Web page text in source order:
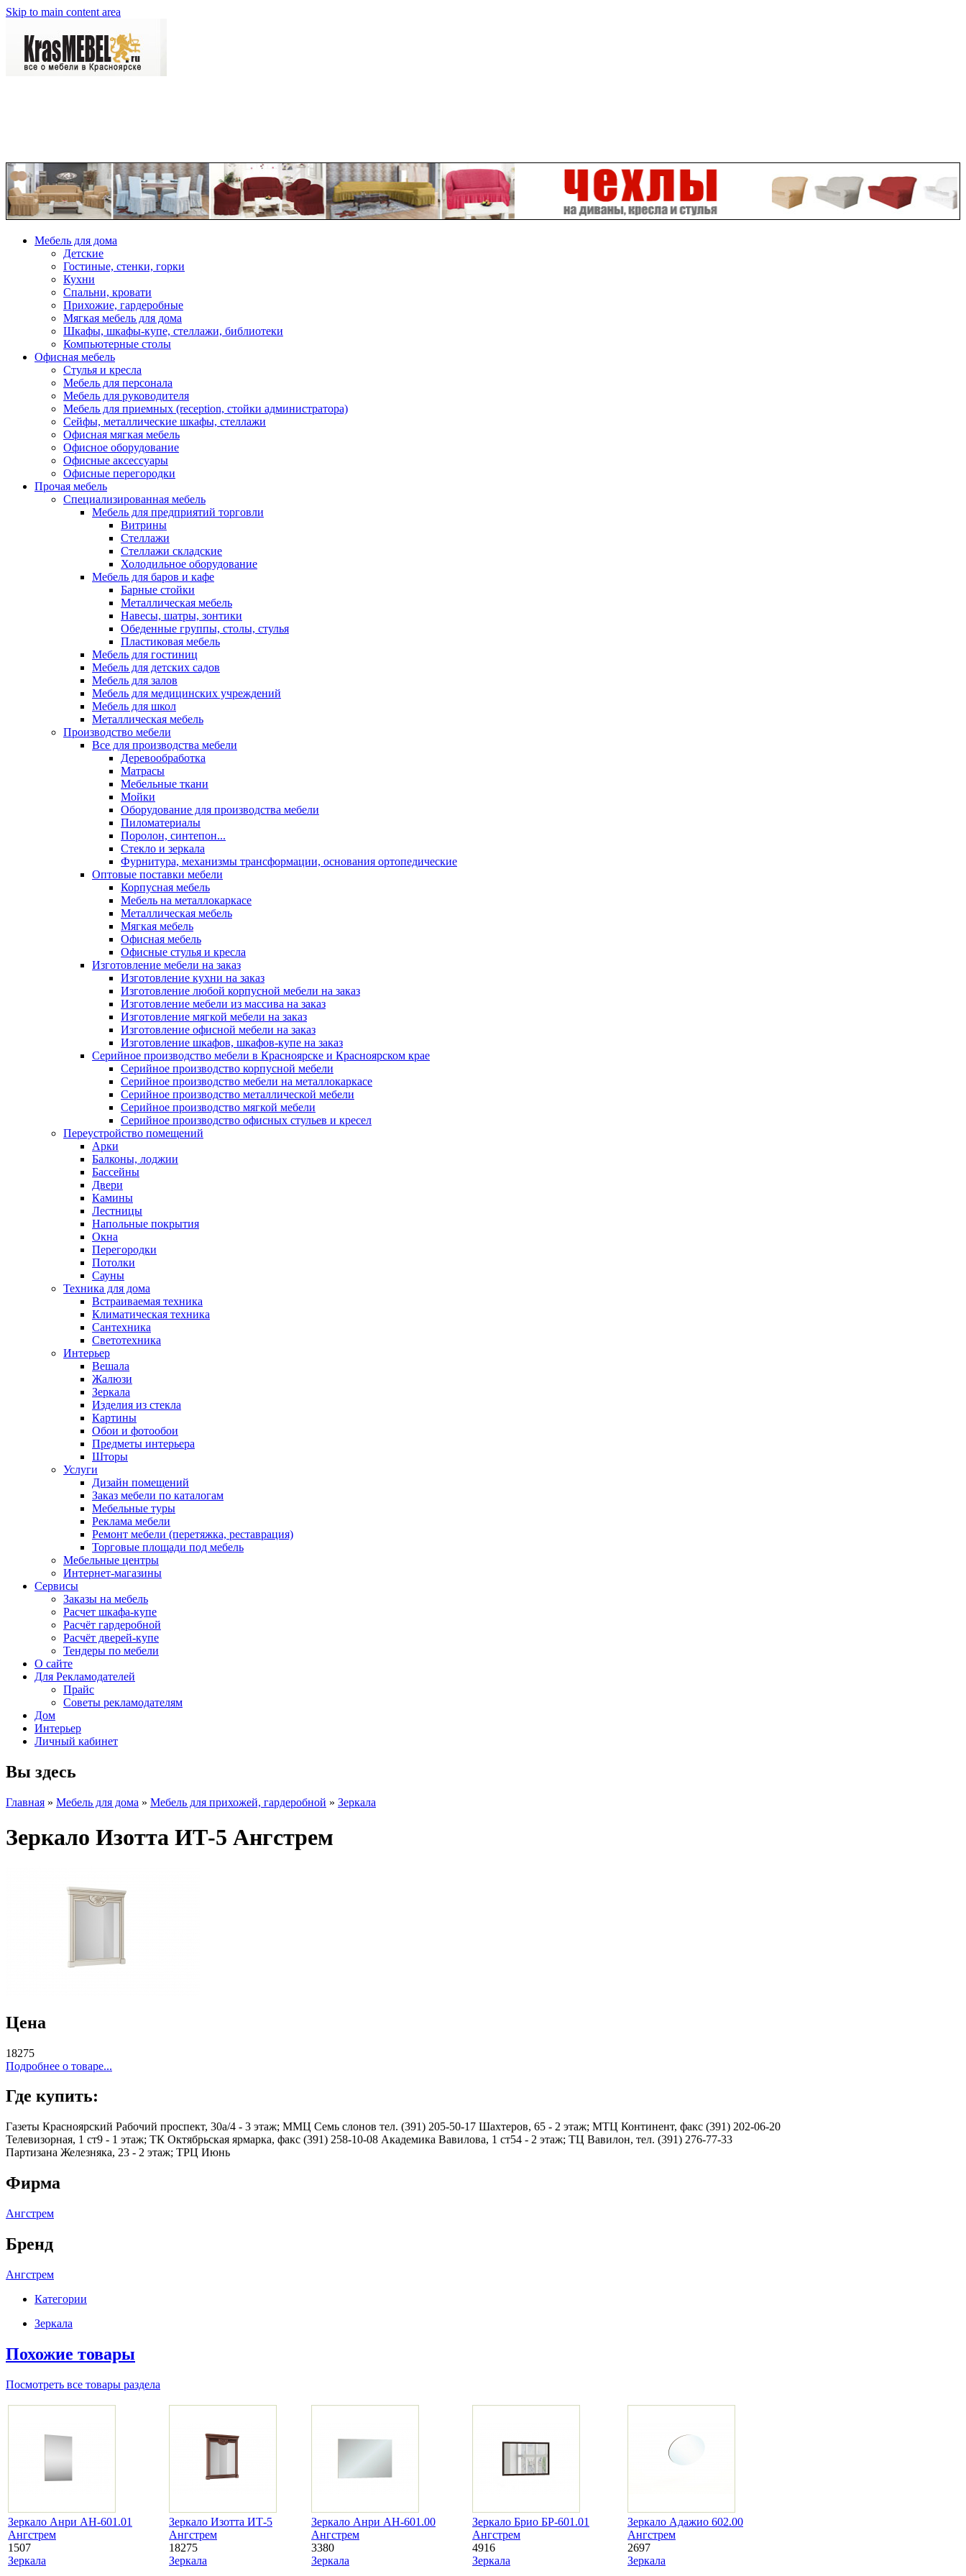
Skip to main content area
Мебель для дома
Детские
Гостиные, стенки, горки
Кухни
Спальни, кровати
Прихожие, гардеробные
Мягкая мебель для дома
Шкафы, шкафы-купе, стеллажи, библиотеки
Компьютерные столы
Офисная мебель
Стулья и кресла
Мебель для персонала
Мебель для руководителя
Мебель для приемных (reception, стойки администратора)
Сейфы, металлические шкафы, стеллажи
Офисная мягкая мебель
Офисное оборудование
Офисные аксессуары
Офисные перегородки
Прочая мебель
Специализированная мебель
Мебель для предприятий торговли
Витрины
Стеллажи
Стеллажи складские
Холодильное оборудование
Мебель для баров и кафе
Барные стойки
Металлическая мебель
Навесы, шатры, зонтики
Обеденные группы, столы, стулья
Пластиковая мебель
Мебель для гостиниц
Мебель для детских садов
Мебель для залов
Мебель для медицинских учреждений
Мебель для школ
Металлическая мебель
Производство мебели
Все для производства мебели
Деревообработка
Матрасы
Мебельные ткани
Мойки
Оборудование для производства мебели
Пиломатериалы
Поролон, синтепон...
Стекло и зеркала
Фурнитура, механизмы трансформации, основания ортопедические
Оптовые поставки мебели
Корпусная мебель
Мебель на металлокаркасе
Металлическая мебель
Мягкая мебель
Офисная мебель
Офисные стулья и кресла
Изготовление мебели на заказ
Изготовление кухни на заказ
Изготовление любой корпусной мебели на заказ
Изготовление мебели из массива на заказ
Изготовление мягкой мебели на заказ
Изготовление офисной мебели на заказ
Изготовление шкафов, шкафов-купе на заказ
Серийное производство мебели в Красноярске и Красноярском крае
Серийное производство корпусной мебели
Серийное производство мебели на металлокаркасе
Серийное производство металлической мебели
Серийное производство мягкой мебели
Серийное производство офисных стульев и кресел
Переустройство помещений
Арки
Балконы, лоджии
Бассейны
Двери
Камины
Лестницы
Напольные покрытия
Окна
Перегородки
Потолки
Сауны
Техника для дома
Встраиваемая техника
Климатическая техника
Сантехника
Светотехника
Интерьер
Вешала
Жалюзи
Зеркала
Изделия из стекла
Картины
Обои и фотообои
Предметы интерьера
Шторы
Услуги
Дизайн помещений
Заказ мебели по каталогам
Мебельные туры
Реклама мебели
Ремонт мебели (перетяжка, реставрация)
Торговые площади под мебель
Мебельные центры
Интернет-магазины
Сервисы
Заказы на мебель
Расчет шкафа-купе
Расчёт гардеробной
Расчёт дверей-купе
Тендеры по мебели
О сайте
Для Рекламодателей
Прайс
Советы рекламодателям
Дом
Интерьер
Личный кабинет
Вы здесь
Главная » Мебель для дома » Мебель для прихожей, гардеробной » Зеркала
Зеркало Изотта ИТ-5 Ангстрем
Цена
18275
Подробнее о товаре...
Где купить:
Газеты Красноярский Рабочий проспект, 30а/4 - 3 этаж; ММЦ Семь слонов тел. (391) 205-50-17 Шахтеров, 65 - 2 этаж; МТЦ Континент, факс (391) 202-06-20
Телевизорная, 1 ст9 - 1 этаж; ТК Октябрьская ярмарка, факс (391) 258-10-08 Академика Вавилова, 1 ст54 - 2 этаж; ТЦ Вавилон, тел. (391) 276-77-33
Партизана Железняка, 23 - 2 этаж; ТРЦ Июнь
Фирма
Ангстрем
Бренд
Ангстрем
Категории
Зеркала
Похожие товары
Посмотреть все товары раздела
Зеркало Анри АН-601.01
Ангстрем
1507
Зеркала
Зеркало Изотта ИТ-5
Ангстрем
18275
Зеркала
Зеркало Анри АН-601.00
Ангстрем
3380
Зеркала
Зеркало Брио БР-601.01
Ангстрем
4916
Зеркала
Зеркало Адажио 602.00
Ангстрем
2697
Зеркала